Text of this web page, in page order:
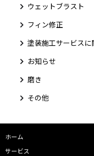
ウェットブラスト
フィン修正
塗装施工サービス
お知らせ
磨き
その他
ホーム
サービス